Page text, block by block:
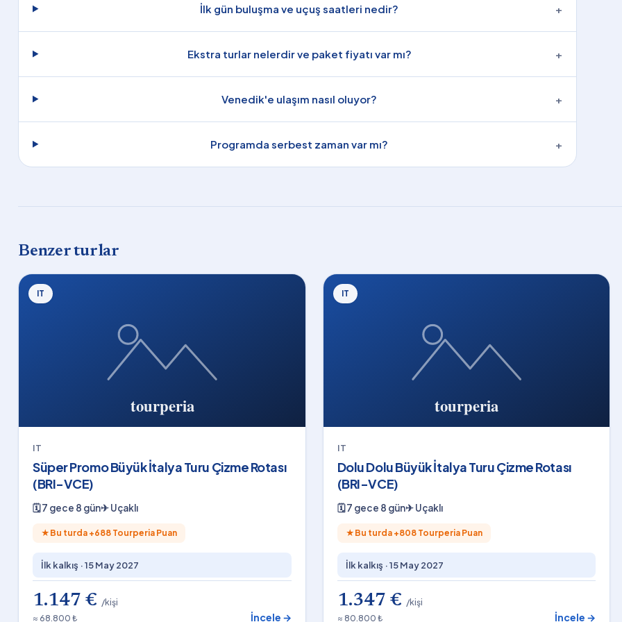
İlk gün buluşma ve uçuş saatleri nedir? +
Ekstra turlar nelerdir ve paket fiyatı var mı? +
Venedik'e ulaşım nasıl oluyor? +
Programda serbest zaman var mı? +
Benzer turlar
IT
IT
Süper Promo Büyük İtalya Turu Çizme Rotası
(BRI-VCE)
🗓7 gece 8 gün✈Uçaklı
★ Bu turda +688 Tourperia Puan
İlk kalkış ·15 May 2027
1.147 € /kişi
≈ 68.800 ₺
İncele →
IT
IT
Dolu Dolu Büyük İtalya Turu Çizme Rotası
(BRI-VCE)
🗓7 gece 8 gün✈Uçaklı
★ Bu turda +808Tourperia Puan
İlk kalkış ·15 May 2027
1.347 € /kişi
≈ 80.800 ₺
İncele →